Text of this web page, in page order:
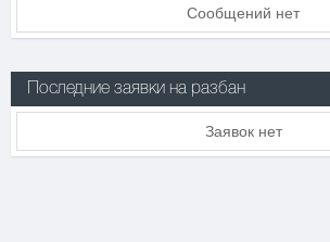
Сообщений нет
Последние заявки на разбан
Заявок нет